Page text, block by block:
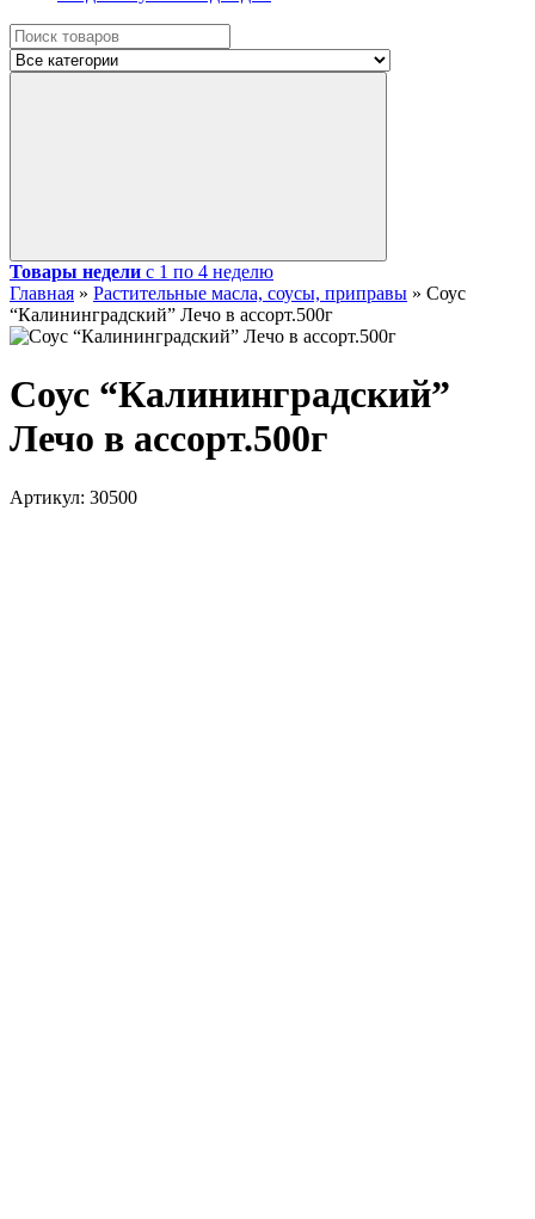
Товары недели с 1 по 4 неделю
Главная » Растительные масла, соусы, приправы » Соус
“Калининградский” Лечо в ассорт.500г
Соус “Калининградский”
Лечо в ассорт.500г
Артикул: 30500